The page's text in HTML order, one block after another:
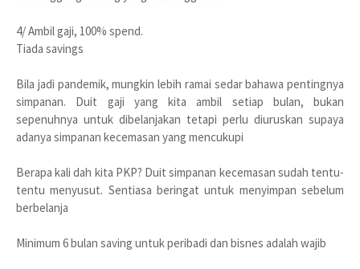
4/ Ambil gaji, 100% spend.
Tiada savings
Bila jadi pandemik, mungkin lebih ramai sedar bahawa pentingnya
simpanan. Duit gaji yang kita ambil setiap bulan, bukan
sepenuhnya untuk dibelanjakan tetapi perlu diuruskan supaya
adanya simpanan kecemasan yang mencukupi
Berapa kali dah kita PKP? Duit simpanan kecemasan sudah tentu-
tentu menyusut. Sentiasa beringat untuk menyimpan sebelum
berbelanja
Minimum 6 bulan saving untuk peribadi dan bisnes adalah wajib